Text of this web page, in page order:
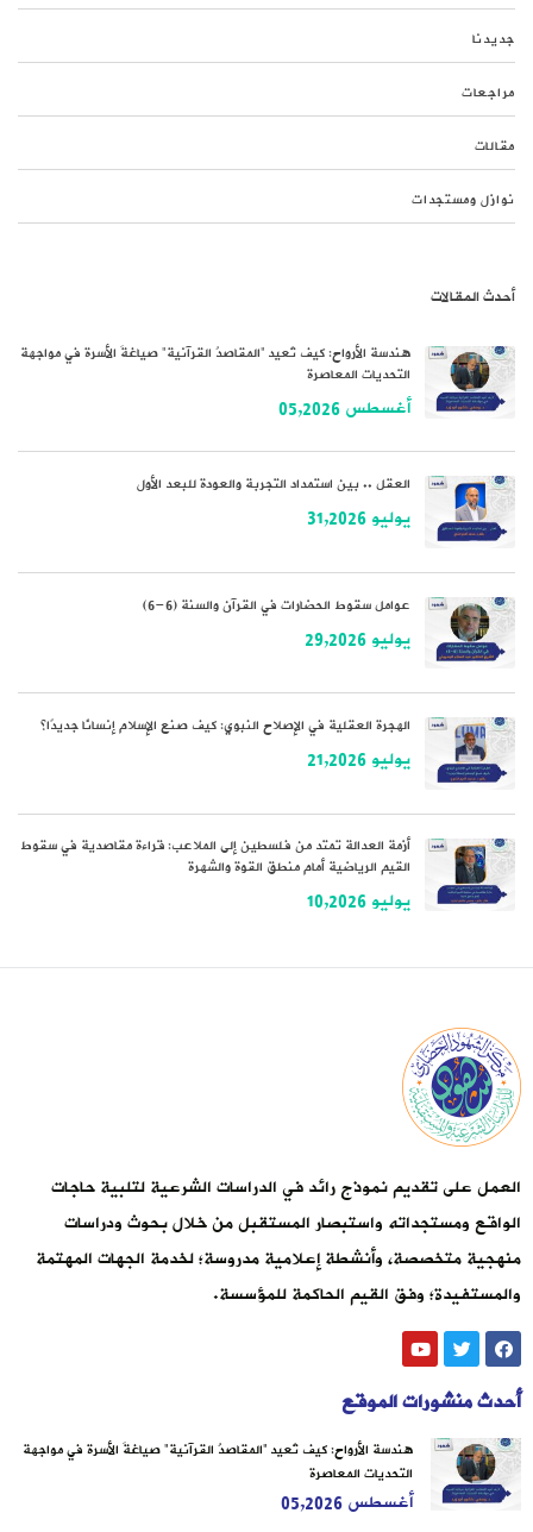
جديدنا
مراجعات
مقالات
نوازل ومستجدات
أحدث المقالات
هندسة الأرواح: كيف تُعيد “المقاصدُ القرآنية” صياغةَ الأسرة في مواجهة
التحديات المعاصرة
أغسطس 05,2026
العقل .. بين استمداد التجربة والعودة للبعد الأول
يوليو 31,2026
عوامل سقوط الحضارات في القرآن والسنة (6-6)
يوليو 29,2026
الهجرة العقلية في الإصلاح النبوي: كيف صنع الإسلام إنسانًا جديدًا؟
يوليو 21,2026
أزمة العدالة تمتد من فلسطين إلى الملاعب: قراءة مقاصدية في سقوط
القيم الرياضية أمام منطق القوة والشهرة
يوليو 10,2026
العمل على تقديم نموذج رائد في الدراسات الشرعية لتلبية حاجات
الواقع ومستجداته واستبصار المستقبل من خلال بحوث ودراسات
منهجية متخصصة، وأنشطة إعلامية مدروسة؛ لخدمة الجهات المهتمة
والمستفيدة؛ وفق القيم الحاكمة للمؤسسة.
أحدث منشورات الموقع
هندسة الأرواح: كيف تُعيد “المقاصدُ القرآنية” صياغةَ الأسرة في مواجهة
التحديات المعاصرة
أغسطس 05,2026